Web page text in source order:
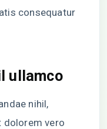
consequatur
ullamco
nihil,
dolorem vero